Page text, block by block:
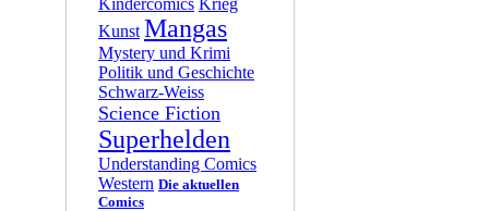
Kindercomics Krieg
Kunst Mangas
Mystery und Krimi
Politik und Geschichte
Schwarz-Weiss
Science Fiction
Superhelden
Understanding Comics
Western Die aktuellen
Comics